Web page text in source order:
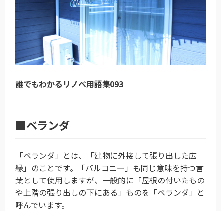
誰でもわかるリノベ用語集093
■ベランダ
「ベランダ」とは、「建物に外接して張り出した広
縁」のことです。「バルコニー」も同じ意味を持つ言
葉として使用しますが、一般的に「屋根の付いたもの
や上階の張り出しの下にある」ものを「ベランダ」と
呼んでいます。